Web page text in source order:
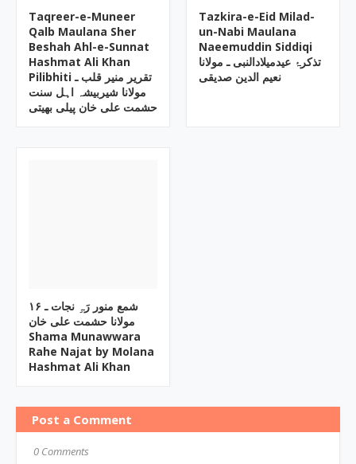
Taqreer-e-Muneer
Qalb Maulana Sher
Beshah Ahl-e-Sunnat
Hashmat Ali Khan
Pilibhiti تقریر منیر قلب ـ
مولانا شیربیشہ اہل سنت
حشمت علی خان پیلی بھیتی
Tazkira-e-Eid Milad-
un-Nabi Maulana
Naeemuddin Siddiqi
تذکرۂ عیدمیلادالنبی ـ مولانا
نعیم الدین صدیقی
۱۶ شمع منور رَہِ نجات ـ
مولانا حشمت علی خان
Shama Munawwara
Rahe Najat by Molana
Hashmat Ali Khan
Post a Comment
0 Comments